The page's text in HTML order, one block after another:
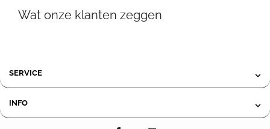
Wat onze klanten zeggen
SERVICE
INFO